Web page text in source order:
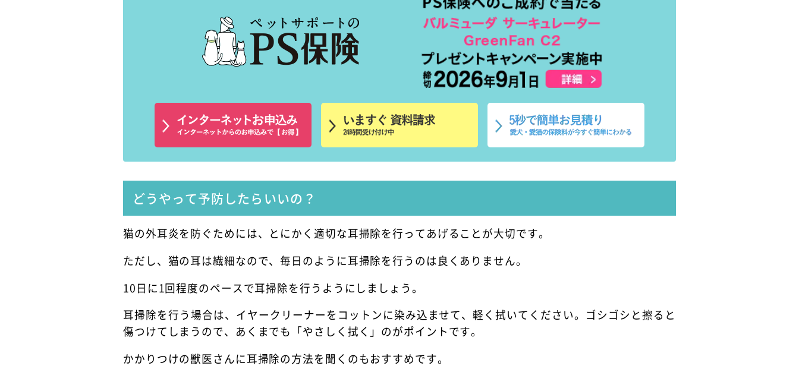
どうやって予防したらいいの？
猫の外耳炎を防ぐためには、とにかく適切な耳掃除を行ってあげることが大切です。
ただし、猫の耳は繊細なので、毎日のように耳掃除を行うのは良くありません。
10日に1回程度のペースで耳掃除を行うようにしましょう。
耳掃除を行う場合は、イヤークリーナーをコットンに染み込ませて、軽く拭いてください。ゴシゴシと擦ると
傷つけてしまうので、あくまでも「やさしく拭く」のがポイントです。
かかりつけの獣医さんに耳掃除の方法を聞くのもおすすめです。